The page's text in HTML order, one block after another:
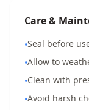
Care &
•Seal before
•Allow to
•Clean with
•Avoid harsh